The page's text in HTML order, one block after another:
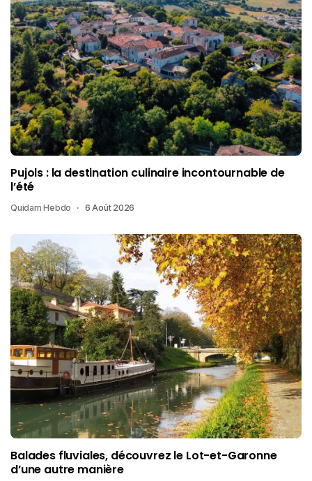
Pujols : la destination culinaire incontournable de
l’été
Quidam Hebdo 6 Août 2026
Balades fluviales, découvrez le Lot-et-Garonne
d’une autre manière